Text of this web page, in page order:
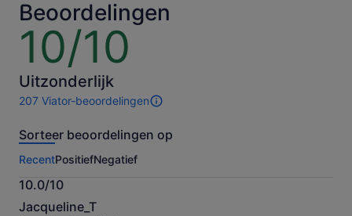
volwassene
Beoordelingen
10/10
10
10
Uitzonderlijk
207 Viator-beoordelingen
207
van
activiteit.
Meer
informatie
over
Sorteer beoordelingen op
RecentPositiefNegatief
10.0/10
10.0
Jacqueline_T